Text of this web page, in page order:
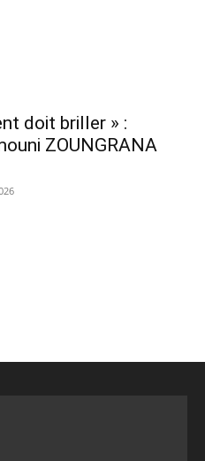
doit briller » :
ZOUNGRANA